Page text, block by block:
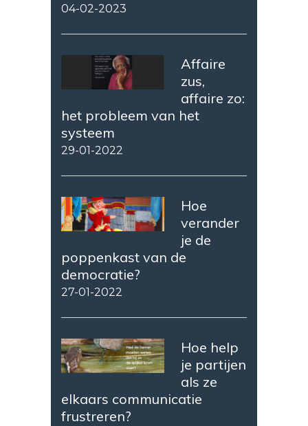
04-02-2023
Affaire
zus,
affaire zo:
het probleem van het
systeem
29-01-2022
Hoe
verander
je de
poppenkast van de
democratie?
27-01-2022
Hoe help
je partijen
als ze
elkaars communicatie
frustreren?